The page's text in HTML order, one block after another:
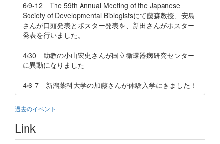
6/9-12 The 59th Annual Meeting of the Japanese
Society of Developmental Biologistsにて藤森教授、安島
さんが口頭発表とポスター発表を、新田さんがポスター
発表を行いました。
4/30 助教の小山宏史さんが国立循環器病研究センター
に異動になりました
4/6-7 新潟薬科大学の加藤さんが体験入学にきました！
過去のイベント
Link